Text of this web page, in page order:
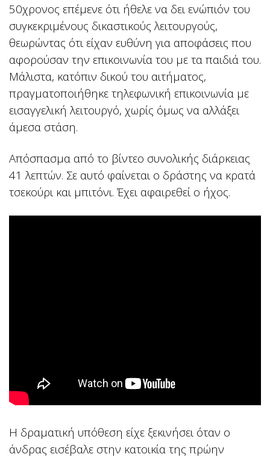
50χρονος επέμενε ότι ήθελε να δει ενώπιόν του
συγκεκριμένους δικαστικούς λειτουργούς,
θεωρώντας ότι είχαν ευθύνη για αποφάσεις που
αφορούσαν την επικοινωνία του με τα παιδιά του.
Μάλιστα, κατόπιν δικού του αιτήματος,
πραγματοποιήθηκε τηλεφωνική επικοινωνία με
εισαγγελική λειτουργό, χωρίς όμως να αλλάξει
άμεσα στάση.
Απόσπασμα από το βίντεο συνολικής διάρκειας
41 λεπτών. Σε αυτό φαίνεται ο δράστης να κρατά
τσεκούρι και μπιτόνι. Έχει αφαιρεθεί ο ήχος.
Η δραματική υπόθεση είχε ξεκινήσει όταν ο
άνδρας εισέβαλε στην κατοικία της πρώην